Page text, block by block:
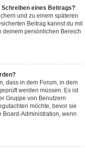
eines Beitrags?
und zu einem späteren
Beitrag kannst du mit
deinem persönlichen Bereich
dass in dem Forum, in dem
werden müssen. Es ist
Gruppe von Benutzern
möchte, bevor sie
Board-Administration, wenn